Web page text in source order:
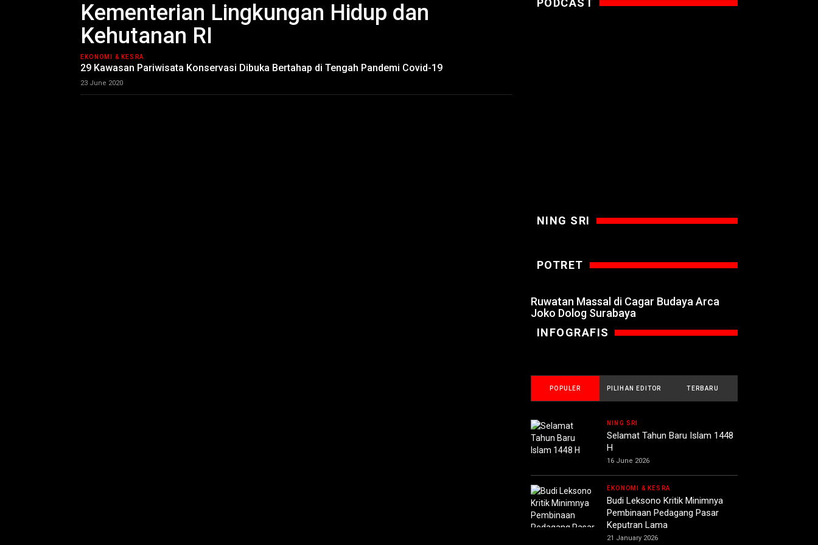
Kementerian Lingkungan Hidup dan
Kehutanan RI
EKONOMI & KESRA
29 Kawasan Pariwisata Konservasi Dibuka Bertahap di Tengah Pandemi Covid-19
23 June 2020
PODCAST
NING SRI
POTRET
Ruwatan Massal di Cagar Budaya Arca
Joko Dolog Surabaya
INFOGRAFIS
POPULER PILIHAN EDITOR TERBARU
NING SRI
Selamat Tahun Baru Islam 1448
H
16 June 2026
EKONOMI & KESRA
Budi Leksono Kritik Minimnya
Pembinaan Pedagang Pasar
Keputran Lama
21 January 2026